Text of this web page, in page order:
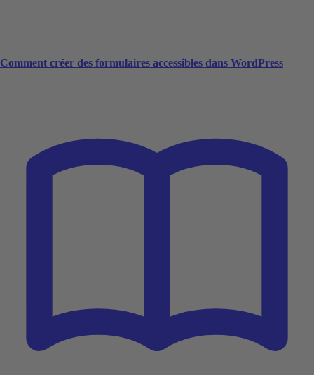
Comment créer des formulaires accessibles dans WordPress